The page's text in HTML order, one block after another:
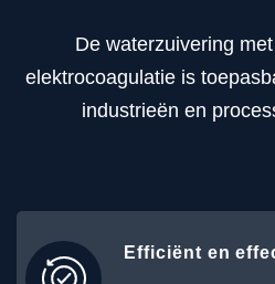
De waterzuivering
elektrocoagulatie is
industrieën en
Efficiënt en